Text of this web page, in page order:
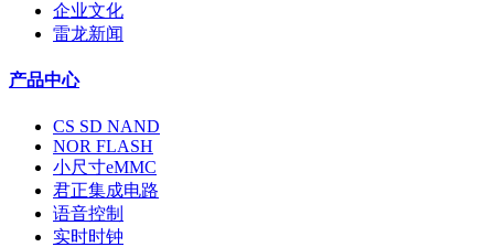
企业文化
雷龙新闻
产品中心
CS SD NAND
NOR FLASH
小尺寸eMMC
君正集成电路
语音控制
实时时钟